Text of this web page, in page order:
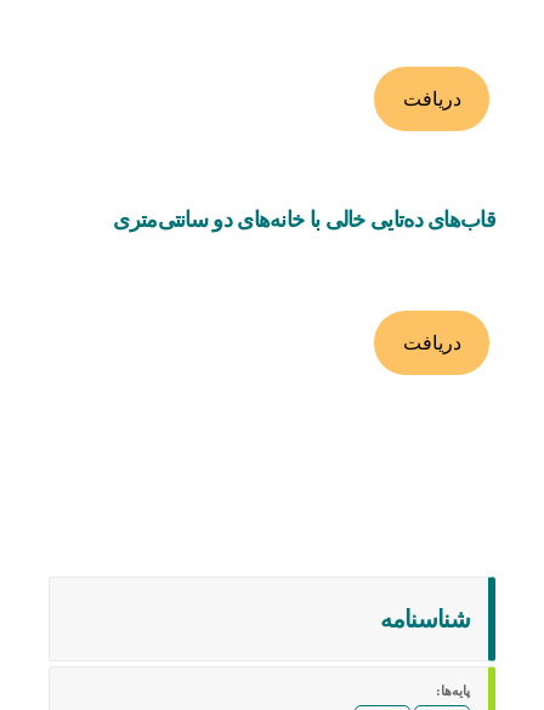
دریافت
قاب‌های ده‌تایی خالی با خانه‌های دو سانتی‌متری
دریافت
شناسنامه‌
پایه‌ها: